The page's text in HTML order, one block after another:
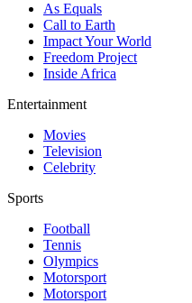
As Equals
Call to Earth
Impact Your World
Freedom Project
Inside Africa
Entertainment
Movies
Television
Celebrity
Sports
Football
Tennis
Olympics
Motorsport
Motorsport